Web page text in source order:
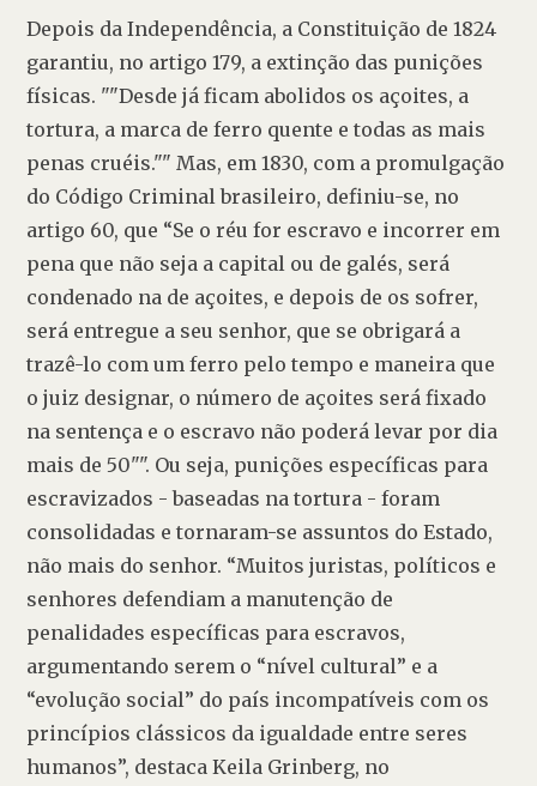
Depois da Independência, a Constituição de 1824
garantiu, no artigo 179, a extinção das punições
físicas. ""Desde já ficam abolidos os açoites, a
tortura, a marca de ferro quente e todas as mais
penas cruéis."" Mas, em 1830, com a promulgação
do Código Criminal brasileiro, definiu-se, no
artigo 60, que “Se o réu for escravo e incorrer em
pena que não seja a capital ou de galés, será
condenado na de açoites, e depois de os sofrer,
será entregue a seu senhor, que se obrigará a
trazê-lo com um ferro pelo tempo e maneira que
o juiz designar, o número de açoites será fixado
na sentença e o escravo não poderá levar por dia
mais de 50"". Ou seja, punições específicas para
escravizados - baseadas na tortura - foram
consolidadas e tornaram-se assuntos do Estado,
não mais do senhor. “Muitos juristas, políticos e
senhores defendiam a manutenção de
penalidades específicas para escravos,
argumentando serem o “nível cultural” e a
“evolução social” do país incompatíveis com os
princípios clássicos da igualdade entre seres
humanos”, destaca Keila Grinberg, no